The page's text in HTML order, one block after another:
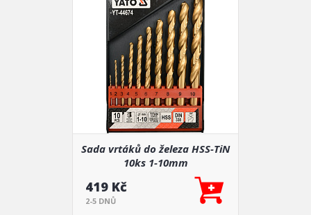
Sada vrtáků do železa HSS-TiN
10ks 1-10mm
419 Kč
2-5 DNŮ